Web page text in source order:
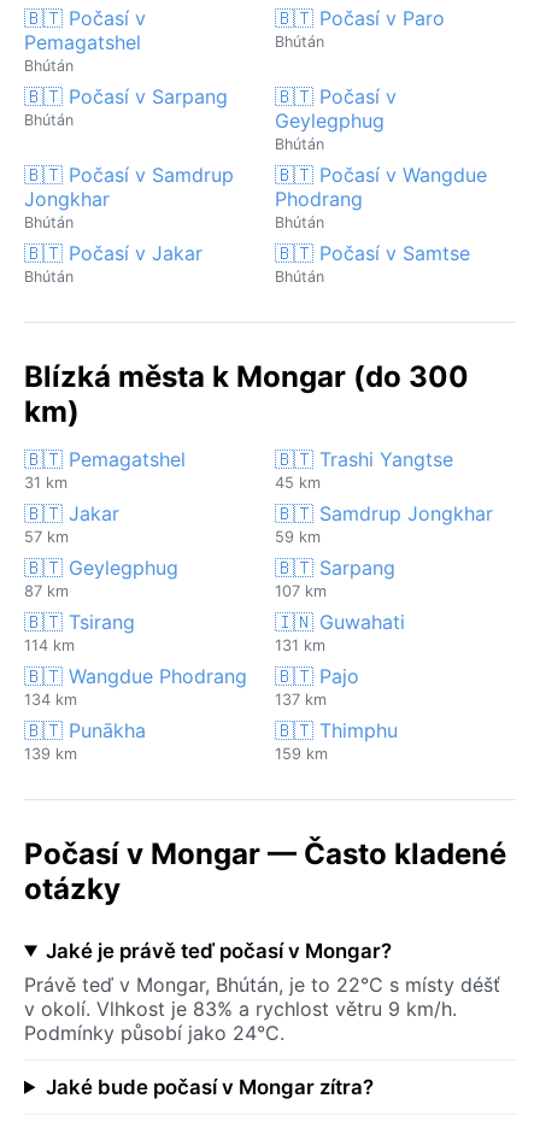
🇧🇹 Počasí v
Pemagatshel
Bhútán
🇧🇹 Počasí v Paro
Bhútán
🇧🇹 Počasí v Sarpang
Bhútán
🇧🇹 Počasí v
Geylegphug
Bhútán
🇧🇹 Počasí v Samdrup
Jongkhar
Bhútán
🇧🇹 Počasí v Wangdue
Phodrang
Bhútán
🇧🇹 Počasí v Jakar
Bhútán
🇧🇹 Počasí v Samtse
Bhútán
Blízká města k Mongar (do 300
km)
🇧🇹 Pemagatshel
31 km
🇧🇹 Trashi Yangtse
45 km
🇧🇹 Jakar
57 km
🇧🇹 Samdrup Jongkhar
59 km
🇧🇹 Geylegphug
87 km
🇧🇹 Sarpang
107 km
🇧🇹 Tsirang
114 km
🇮🇳 Guwahati
131 km
🇧🇹 Wangdue Phodrang
134 km
🇧🇹 Pajo
137 km
🇧🇹 Punākha
139 km
🇧🇹 Thimphu
159 km
Počasí v Mongar — Často kladené
otázky
Jaké je právě teď počasí v Mongar?
Právě teď v Mongar, Bhútán, je to 22°C s místy déšť
v okolí. Vlhkost je 83% a rychlost větru 9 km/h.
Podmínky působí jako 24°C.
Jaké bude počasí v Mongar zítra?